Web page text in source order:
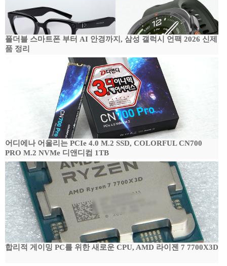
폴더블 스마트폰 부터 AI 안경까지, 삼성 갤럭시 언팩 2026 신제
품 정리
어디에나 어울리는 PCIe 4.0 M.2 SSD, COLORFUL CN700
PRO M.2 NVMe 디앤디컴 1TB
합리적 게이밍 PC를 위한 새로운 CPU, AMD 라이젠 7 7700X3D